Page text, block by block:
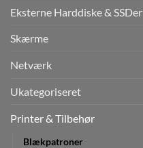
Eksterne Harddiske & SSDer
Skærme
Netværk
Ukategoriseret
Printer & Tilbehør
Blækpatroner